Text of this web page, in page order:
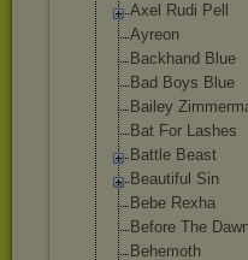
Axel Rudi Pell
Ayreon
Backhand Blue
Bad Boys Blue
Bailey
Bat For Lashes
Battle Beast
Beautiful Sin
Bebe Rexha
Before The
Behemoth